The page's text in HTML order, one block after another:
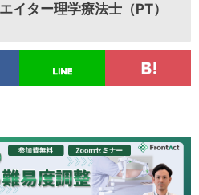
イター理学療法士（PT）